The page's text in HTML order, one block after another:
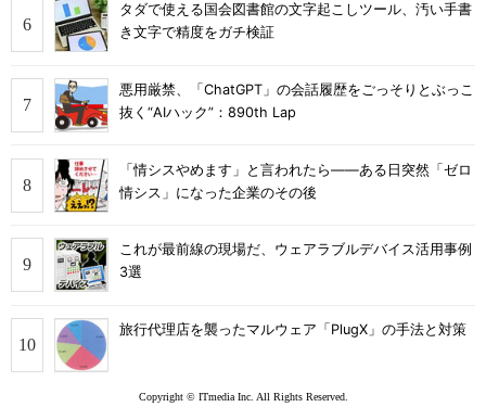
タダで使える国会図書館の文字起こしツール、汚い手書
き文字で精度をガチ検証
悪用厳禁、「ChatGPT」の会話履歴をごっそりとぶっこ
抜く“AIハック”：890th Lap
「情シスやめます」と言われたら――ある日突然「ゼロ
情シス」になった企業のその後
これが最前線の現場だ、ウェアラブルデバイス活用事例
3選
旅行代理店を襲ったマルウェア「PlugX」の手法と対策
Copyright © ITmedia Inc. All Rights Reserved.